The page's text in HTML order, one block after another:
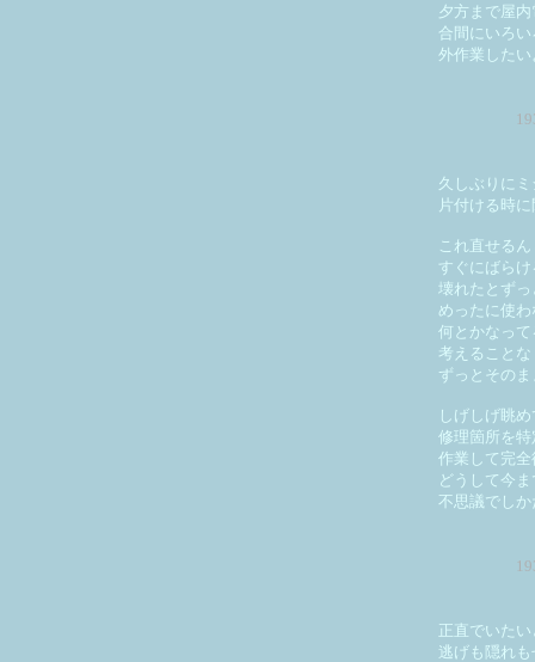
夕方まで屋
合間にいろ
外作業したい
久しぶりに
片付ける時
これ直せる
すぐにばら
壊れたとず
めったに使わ
何とかなって
考えることな
ずっとその
しげしげ眺
修理箇所を特
作業して完全
どうして今
不思議でしか
正直でいたい
逃げも隠れも